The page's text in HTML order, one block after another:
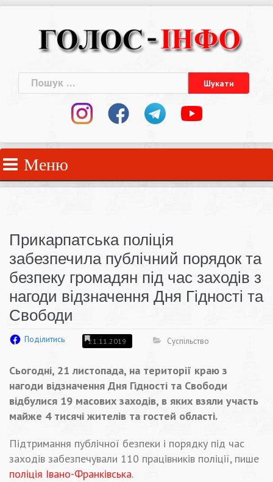
Пошук:
Меню
Прикарпатська поліція
забезпечила публічний порядок та
безпеку громадян під час заходів з
нагоди відзначення Дня Гідності та
Свободи
Поділитись 21.11.2019 Суспільство
Сьогодні, 21 листопада, на території краю з
нагоди відзначення Дня Гідності та Свободи
відбулися 19 масових заходів, в яких взяли участь
майже 4 тисячі жителів та гостей області.
Підтримання публічної безпеки і порядку під час
заходів забезпечували 110 працівників поліції, пише
поліція Івано-Франківська.